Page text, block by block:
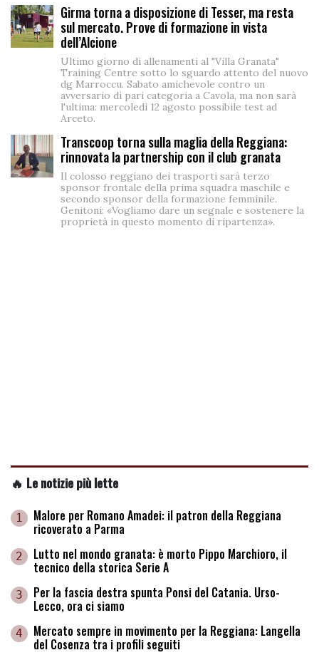
Girma torna a disposizione di Tesser, ma resta
sul mercato. Prove di formazione in vista
dell’Alcione
Ultimo giorno di allenamenti al "Villa Granata"
Training Centre sotto lo sguardo attento del nuovo
dg Marroccu. Sabato amichevole contro un
avversario di pari categoria a Cavola, ma non sarà
l'ultima: mercoledì 12 agosto possibile test ad
Arceto.
Transcoop torna sulla maglia della Reggiana:
rinnovata la partnership con il club granata
Il colosso reggiano dei trasporti sarà terzo
sponsor frontale della prima squadra maschile e
secondo sponsor della formazione femminile.
Genitoni: «Vogliamo dare un segnale e sostenere la
proprietà in questo momento di ripartenza».
🔥 Le notizie più lette
1 Malore per Romano Amadei: il patron della Reggiana
ricoverato a Parma
2 Lutto nel mondo granata: è morto Pippo Marchioro, il
tecnico della storica Serie A
3 Per la fascia destra spunta Ponsi del Catania. Urso-
Lecco, ora ci siamo
4 Mercato sempre in movimento per la Reggiana: Langella
del Cosenza tra i profili seguiti